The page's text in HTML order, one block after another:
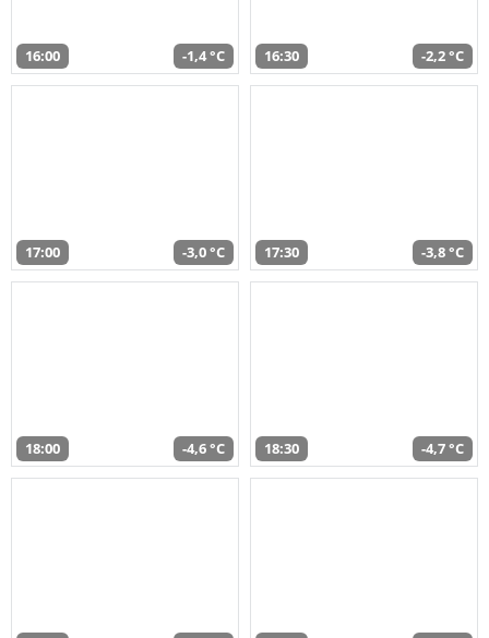
16:00 -1,4 °C 16:30 -2,2 °C
17:00 -3,0 °C 17:30 -3,8 °C
18:00 -4,6 °C 18:30 -4,7 °C